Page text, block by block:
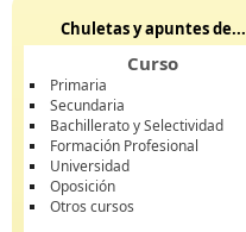
Chuletas y apuntes de...
Curso
Primaria
Secundaria
Bachillerato y Selectividad
Formación Profesional
Universidad
Oposición
Otros cursos